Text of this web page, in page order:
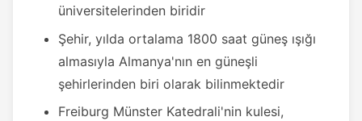
üniversitelerinden biridir
Şehir, yılda ortalama 1800 saat güneş ışığı
almasıyla Almanya'nın en güneşli
şehirlerinden biri olarak bilinmektedir
Freiburg Münster Katedrali'nin kulesi,